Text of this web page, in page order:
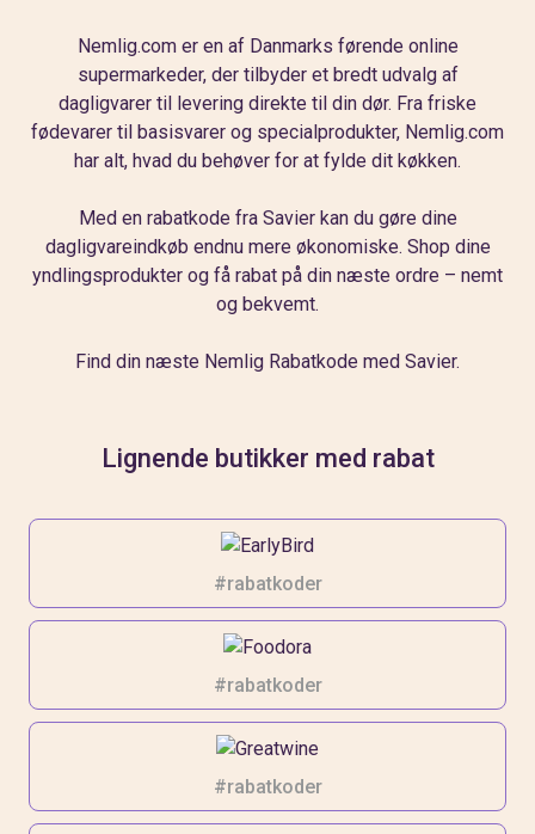
Nemlig.com er en af Danmarks førende online
supermarkeder, der tilbyder et bredt udvalg af
dagligvarer til levering direkte til din dør. Fra friske
fødevarer til basisvarer og specialprodukter, Nemlig.com
har alt, hvad du behøver for at fylde dit køkken.
Med en rabatkode fra Savier kan du gøre dine
dagligvareindkøb endnu mere økonomiske. Shop dine
yndlingsprodukter og få rabat på din næste ordre – nemt
og bekvemt.
Find din næste Nemlig Rabatkode med Savier.
Lignende butikker med rabat
#rabatkoder
#rabatkoder
#rabatkoder